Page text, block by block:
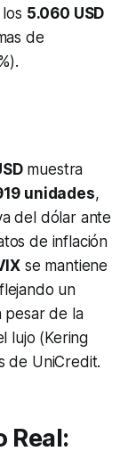
5.060 USD
de
muestra
unidades,
del dólar ante
de inflación
se mantiene
un
pesar de la
lujo (Kering
de UniCredit.
Real: